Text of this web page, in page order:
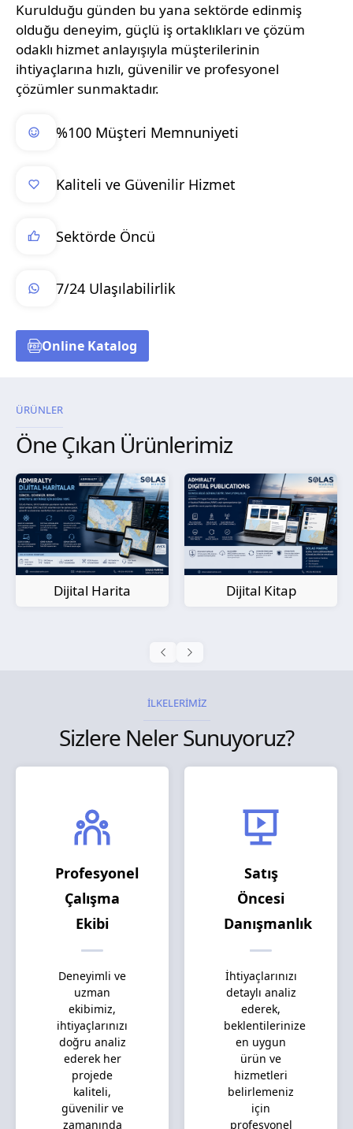
Kurulduğu günden bu yana sektörde edinmiş
olduğu deneyim, güçlü iş ortaklıkları ve çözüm
odaklı hizmet anlayışıyla müşterilerinin
ihtiyaçlarına hızlı, güvenilir ve profesyonel
çözümler sunmaktadır.
%100 Müşteri Memnuniyeti
Kaliteli ve Güvenilir Hizmet
Sektörde Öncü
7/24 Ulaşılabilirlik
Online Katalog
ÜRÜNLER
Öne Çıkan Ürünlerimiz
Dijital Kitap
Kağıt Harita
İLKELERİMİZ
Sizlere Neler Sunuyoruz?
Profesyonel
Çalışma
Ekibi
Deneyimli ve
uzman
ekibimiz,
ihtiyaçlarınızı
doğru analiz
ederek her
projede
kaliteli,
güvenilir ve
zamanında
Satış
Öncesi
Danışmanlık
İhtiyaçlarınızı
detaylı analiz
ederek,
beklentilerinize
en uygun
ürün ve
hizmetleri
belirlemeniz
için
profesyonel